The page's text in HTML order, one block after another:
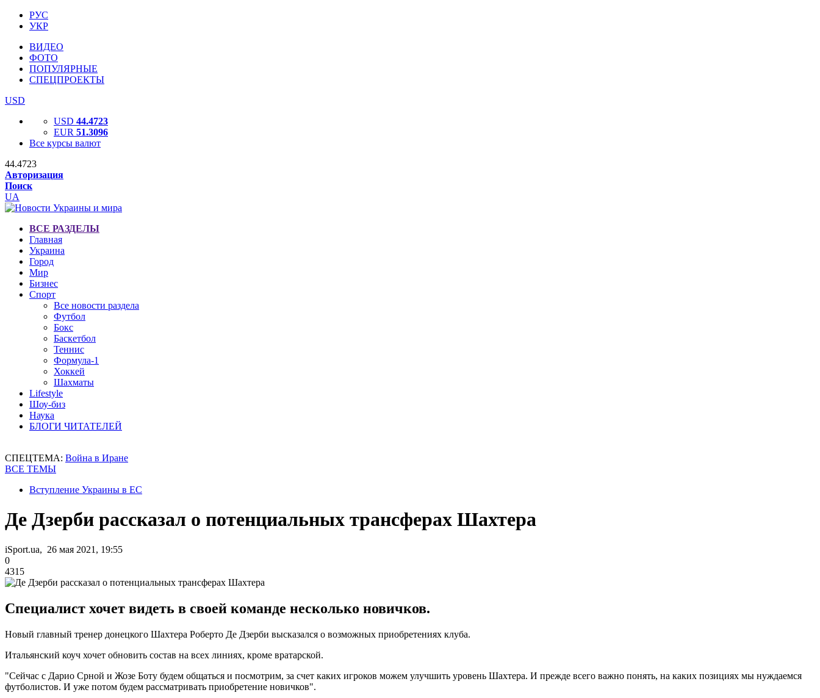
РУС
УКР
ВИДЕО
ФОТО
ПОПУЛЯРНЫЕ
СПЕЦПРОЕКТЫ
USD
USD 44.4723
EUR 51.3096
Все курсы валют
44.4723
Авторизация
Поиск
UA
ВСЕ РАЗДЕЛЫ
Главная
Украина
Город
Мир
Бизнес
Спорт
Все новости раздела
Футбол
Бокс
Баскетбол
Теннис
Формула-1
Хоккей
Шахматы
Lifestyle
Шоу-биз
Наука
БЛОГИ ЧИТАТЕЛЕЙ
СПЕЦТЕМА: Война в Иране
ВСЕ ТЕМЫ
Вступление Украины в ЕС
Де Дзерби рассказал о потенциальных трансферах Шахтера
iSport.ua, 26 мая 2021, 19:55
0
4315
Специалист хочет видеть в своей команде несколько новичков.
Новый главный тренер донецкого Шахтера Роберто Де Дзерби высказался о возможных приобретениях клуба.
Итальянский коуч хочет обновить состав на всех линиях, кроме вратарской.
"Сейчас с Дарио Срной и Жозе Боту будем общаться и посмотрим, за счет каких игроков можем улучшить уровень Шахтера. И прежде всего важно понять, на каких позициях мы нуждаемся
футболистов. И уже потом будем рассматривать приобретение новичков".